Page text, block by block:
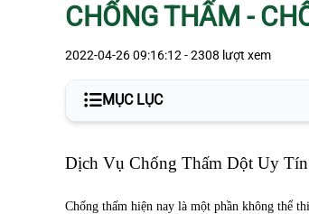
CHỐNG THẤM -
2022-04-26 09:16:12 - 2308 lượt xem
MỤC LỤC
Dịch Vụ Chống Thấm Dột Uy
Chống thấm hiện nay là một phần không thể